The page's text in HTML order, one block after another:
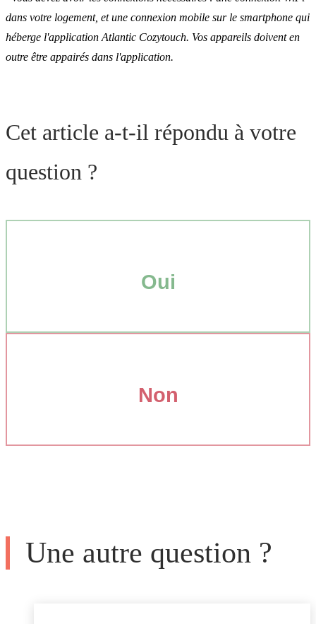
dans votre logement, et une connexion mobile sur le smartphone qui
héberge l'application Atlantic Cozytouch. Vos appareils doivent en
outre être appairés dans l'application.
Cet article a-t-il répondu à votre
question ?
Oui
Non
Une autre question ?